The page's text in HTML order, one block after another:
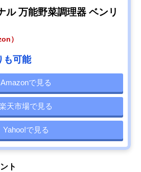
ル 万能野菜調理器 ベンリ
）
も可能
Amazonで見る
天市場で見る
Yahoo!で見る
ト